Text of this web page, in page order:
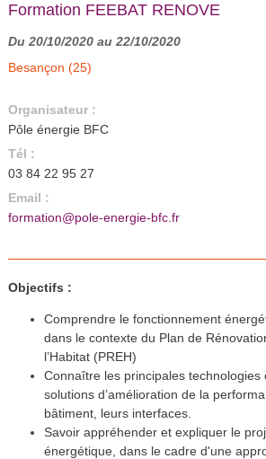
Formation FEEBAT RENOVE
Du 20/10/2020 au 22/10/2020
Besançon (25)
Organisateur :
Pôle énergie BFC
Tél :
03 84 22 95 27
Email :
formation@pole-energie-bfc.fr
Objectifs :
Comprendre le fonctionnement
dans le contexte du Plan de
l’Habitat (PREH)
Connaître les principales technologies
solutions d’amélioration de la
bâtiment, leurs interfaces.
Savoir appréhender et expliquer le
énergétique, dans le cadre d'une